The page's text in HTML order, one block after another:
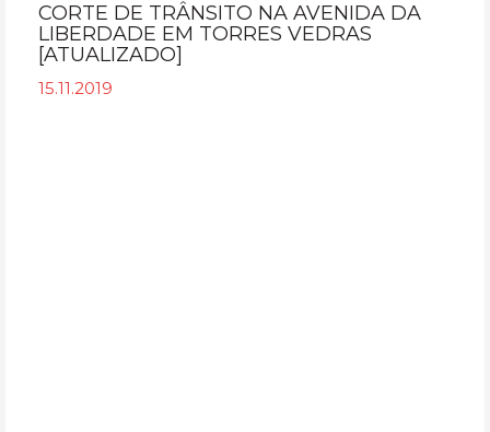
CORTE DE TRÂNSITO NA AVENIDA DA
LIBERDADE EM TORRES VEDRAS
[ATUALIZADO]
15.11.2019